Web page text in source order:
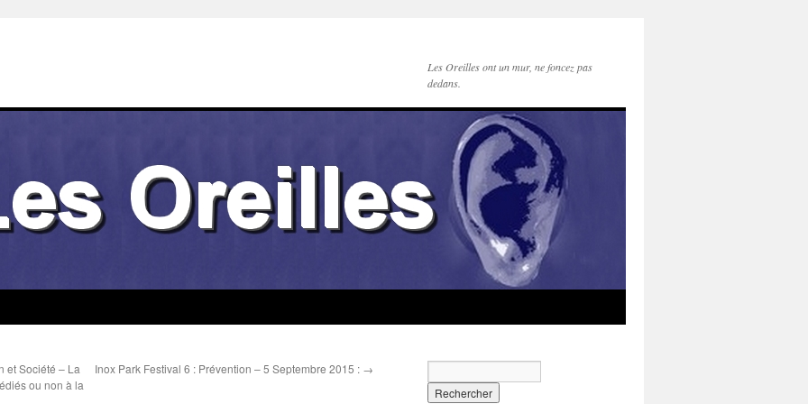
Les Oreilles ont un mur, ne foncez pas
dedans.
et Société – La
ou non à la
Inox Park Festival 6 : Prévention – 5 Septembre 2015 : →